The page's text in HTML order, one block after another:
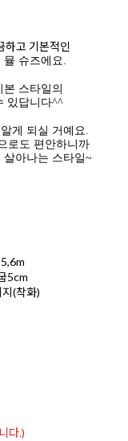
하고 기본적인
뮬 슈즈에요.
스타일의
있답니다^^
게 되실 거예요.
로도 편안하니까
살아나는 스타일~
5cm
(착화)
다.)